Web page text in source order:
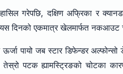
गरेपछि, दक्षिण अफ्रिका र
दिनको एकमात्र खेलमार्फत नकआउट
पायो जब स्टार डिफेन्डर
तेस्रो पटक ह्यामस्ट्रिङको चोटका